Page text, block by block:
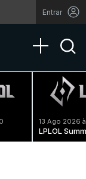
Entrar
Toggle
13 Ago 2026
LPLOL